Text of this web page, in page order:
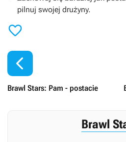
pilnuj swojej drużyny.


Brawl Stars: Pam - postacie
Brawl